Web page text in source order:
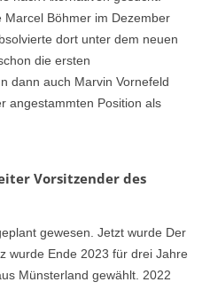
Marcel Böhmer im Dezember
dort unter dem neuen
die ersten
dann auch Marvin Vornefeld
angestammten Position als
Vorsitzender des
gewesen. Jetzt wurde Der
wurde Ende 2023 für drei Jahre
Münsterland gewählt. 2022